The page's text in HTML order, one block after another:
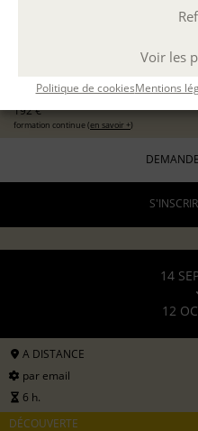
Voir les
Politique de cookiesMentions
EXPÉRIMENTER L'ATELIER
pour les particuliers
192 €
formation continue (en savoir +)
14
12
A DISTANCE
par email
6 h.
DÉCOUVERTE